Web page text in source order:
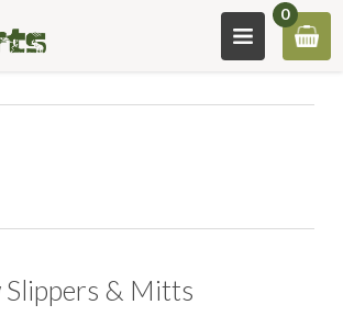
0
Slippers & Mitts